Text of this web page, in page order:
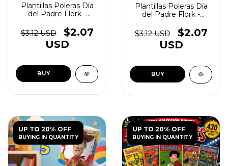
Plantillas Poleras Día
del Padre Flork -
(copia) - (copia) -
(copia) - (copia) -
(copia)
$3.12 USD
$2.07
USD
Plantillas Poleras Día
del Padre Flork -
(copia) - (copia) -
(copia) - (copia)
$3.12 USD
$2.07
USD
UP TO 20% OFF
BUYING IN QUANTITY
UP TO 20% OFF
BUYING IN QUANTITY